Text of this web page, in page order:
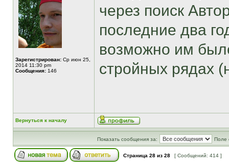
Зарегистрирован: Ср июн 25,
2014 11:30 pm
Сообщения: 146
через поиск
последние два
возможно им
стройных рядах
Вернуться к началу
Показать сообщения за: Поле
Страница 28 из 28 [ Сообщений: 414 ]